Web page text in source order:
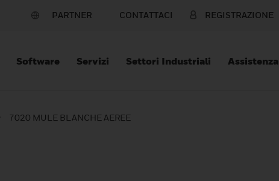
PARTNER CONTATTACI REGISTRAZIONE
Software Servizi Settori Industriali Assistenza
7020 MULE BLANCHE AEREE